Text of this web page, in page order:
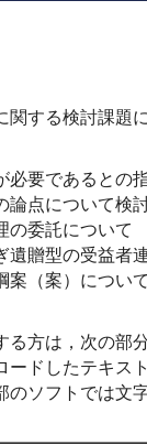
する検討課題
要であるとの
点について検
委託について
贈型の受益者
（案）について
る方は，次の部
ードしたテキス
のソフトでは文